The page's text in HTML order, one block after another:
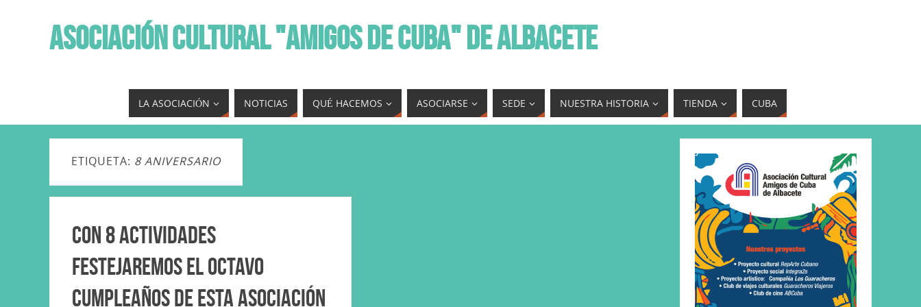
ASOCIACIÓN CULTURAL "AMIGOS DE CUBA" DE ALBACETE
LA ASOCIACIÓN NOTICIAS QUÉ HACEMOS ASOCIARSE SEDE NUESTRA HISTORIA TIENDA CUBA
ETIQUETA: 8 ANIVERSARIO
Con 8 actividades
festejaremos el Octavo
cumpleaños de esta Asociación